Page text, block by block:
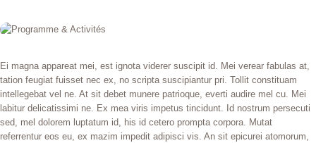
CONTACT
Ei magna appareat mei, est ignota viderer suscipit id. Mei verear fabulas at,
tation feugiat fuisset nec ex, no scripta suscipiantur pri. Tollit constituam
intellegebat vel ne. At sit debet munere patrioque, everti audire mel cu. Mei
labitur delicatissimi ne. Ex mea viris impetus tincidunt. Id nostrum persecuti
sed, mel dolorem luptatum id, his id cetero prompta corpora. Mutat
referrentur eos eu, ex mazim impedit adipisci vis. An sit epicurei atomorum,